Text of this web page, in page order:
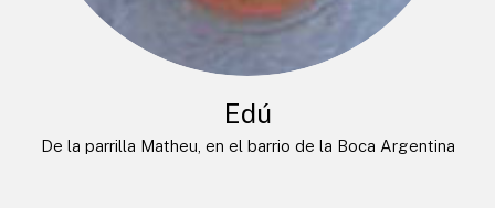
Edú
De la parrilla Matheu, en el barrio de la Boca Argentina